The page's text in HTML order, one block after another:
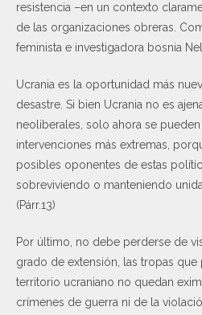
resistencia –en un contexto
de las organizaciones obreras.
feminista e investigadora bosnia
Ucrania es la oportunidad más
desastre. Si bien Ucrania no es
neoliberales, solo ahora se
intervenciones más extremas,
posibles oponentes de estas
sobreviviendo o manteniendo
(Párr.13)
Por último, no debe perderse de
grado de extensión, las tropas
territorio ucraniano no quedan
crímenes de guerra ni de la